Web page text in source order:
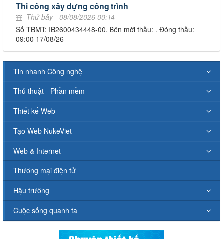
Thi công xây dựng công trình
Thứ bảy - 08/08/2026 00:14
Số TBMT: IB2600434448-00. Bên mời thầu: . Đóng thầu:
09:00 17/08/26
Tin nhanh Công nghệ
Thủ thuật - Phần mềm
Thiết kế Web
Tạo Web NukeViet
Web & Internet
Thương mại điện tử
Hậu trường
Cuộc sống quanh ta